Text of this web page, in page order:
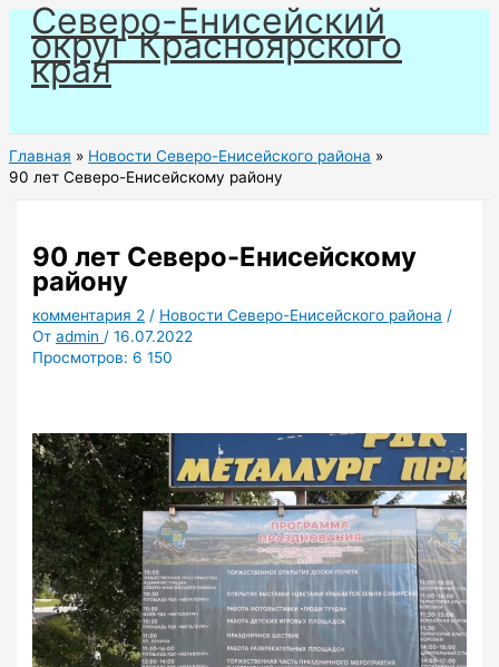
Перейти
содержимому
Северо-Енисейский
округ Красноярского
края
Главная
Новости Северо-Енисейского района
90 лет Северо-Енисейскому району
90 лет Северо-Енисейскому
району
комментария 2 / Новости Северо-Енисейского района /
Отadmin /16.07.2022
Просмотров: 6 150